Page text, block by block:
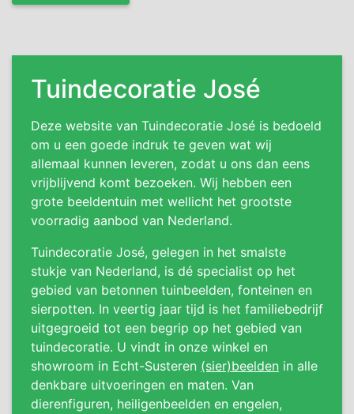
Tuindecoratie José
Deze website van Tuindecoratie José is bedoeld
om u een goede indruk te geven wat wij
allemaal kunnen leveren, zodat u ons dan eens
vrijblijvend komt bezoeken. Wij hebben een
grote beeldentuin met wellicht het grootste
voorradig aanbod van Nederland.
Tuindecoratie José, gelegen in het smalste
stukje van Nederland, is dé specialist op het
gebied van betonnen tuinbeelden, fonteinen en
sierpotten. In veertig jaar tijd is het familiebedrijf
uitgegroeid tot een begrip op het gebied van
tuindecoratie. U vindt in onze winkel en
showroom in Echt-Susteren (sier)beelden in alle
denkbare uitvoeringen en maten. Van
dierenfiguren, heiligenbeelden en engelen,